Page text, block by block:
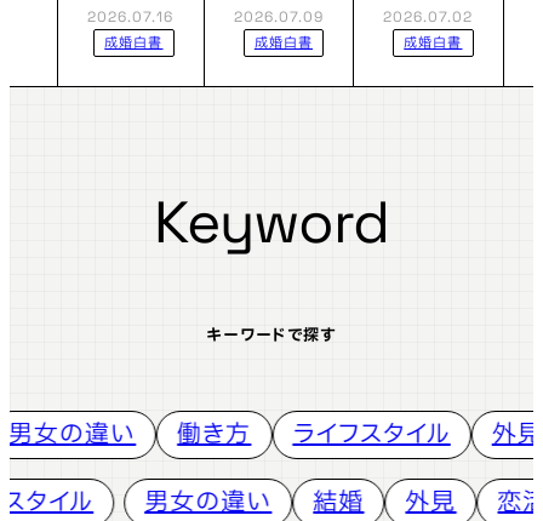
た⁈47都
道府県・
2026.07.16
成婚白書
タが告げ
る「シニア
2026.07.09
成婚白書
タで見る、
令和の「再
2026.07.02
成婚白書
Keyword
キーワードで探す
違い 働き方 ライフスタイル 外見
イフスタイル
男女の違い 結婚 外見